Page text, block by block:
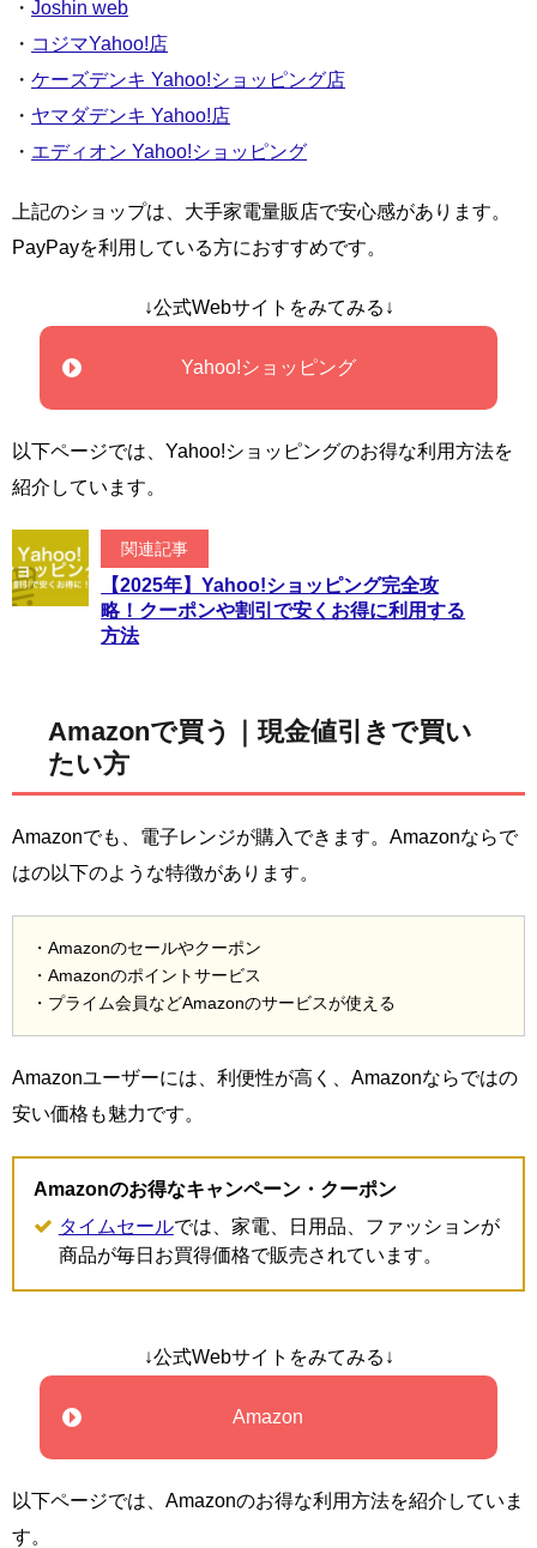
・ Joshin web
・ コジマYahoo!店
・ ケーズデンキ Yahoo!ショッピング店
・ ヤマダデンキ Yahoo!店
・ エディオン Yahoo!ショッピング
上記のショップは、大手家電量販店で安心感があります。
PayPayを利用している方におすすめです。
↓公式Webサイトをみてみる↓
Yahoo!ショッピング
以下ページでは、Yahoo!ショッピングのお得な利用方法を
紹介しています。
関連記事
【2025年】Yahoo!ショッピング完全攻
略！クーポンや割引で安くお得に利用する
方法
Amazonで買う｜現金値引きで買い
たい方
Amazonでも、電子レンジが購入できます。Amazonならで
はの以下のような特徴があります。
・Amazonのセールやクーポン
・Amazonのポイントサービス
・プライム会員などAmazonのサービスが使える
Amazonユーザーには、利便性が高く、Amazonならではの
安い価格も魅力です。
Amazonのお得なキャンペーン・クーポン
タイムセールでは、家電、日用品、ファッションが
商品が毎日お買得価格で販売されています。
↓公式Webサイトをみてみる↓
Amazon
以下ページでは、Amazonのお得な利用方法を紹介していま
す。